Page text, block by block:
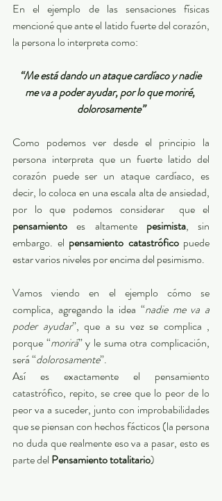
En el ejemplo de las sensaciones físicas
mencioné que ante el latido fuerte del corazón,
la persona lo interpreta como:
“Me está dando un ataque cardíaco y nadie
me va a poder ayudar, por lo que moriré,
dolorosamente”
Como podemos ver desde el principio la
persona interpreta que un fuerte latido del
corazón puede ser un ataque cardíaco, es
decir, lo coloca en una escala alta de ansiedad,
pensamiento es altamente pesimista, sin
embargo. el pensamiento catastrófico puede
estar varios niveles por encima del pesimismo.
Vamos viendo en el ejemplo cómo se
complica, agregando la idea “nadie me va a
poder ayudar”, que a su vez se complica ,
porque “morirá” y le suma otra complicación,
será “dolorosamente”.
Así es exactamente el pensamiento
catastrófico, repito, se cree que lo peor de lo
peor va a suceder, junto con improbabilidades
que se piensan con hechos fácticos (la persona
no duda que realmente eso va a pasar, esto es
parte del Pensamiento totalitario)